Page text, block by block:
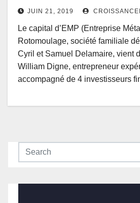
JUIN 21, 2019
Le capital d’EMP (Entreprise
Rotomoulage, société familiale
Cyril et Samuel Delamaire, vient
William Digne, entrepreneur
accompagné de 4 investisseurs